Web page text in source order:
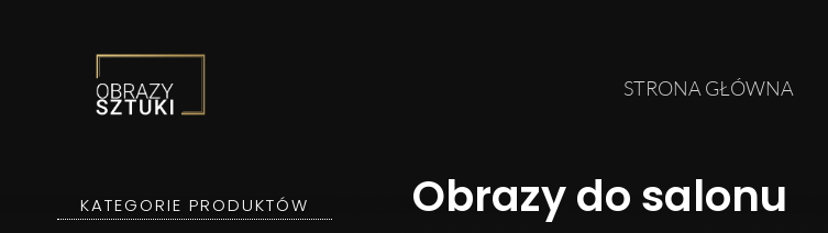
STRONA GŁÓWNA
Obrazy do salonu
KATEGORIE PRODUKTÓW